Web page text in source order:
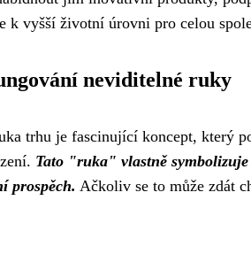
k vyšší životní úrovni pro celou
neviditelné ruky
trhu je fascinující koncept, který
Tato "ruka" vlastně
prospěch. Ačkoliv se to může zdát